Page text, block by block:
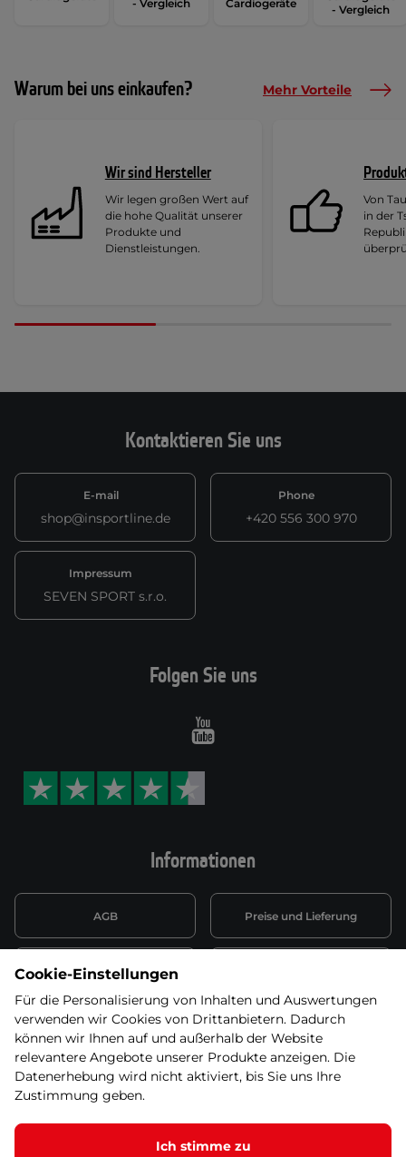
- Vergleich
Cardiogeräte
- Vergleich
Warum bei uns einkaufen? Mehr Vorteile
Wir sind Hersteller
Wir legen großen Wert auf
die hohe Qualität unserer
Produkte und
Dienstleistungen.
Von
in der
Kontaktieren Sie uns
E-mail
shop@insportline.de
Phone
+420 556 300 970
Impressum
SEVEN SPORT s.r.o.
Informationen
AGB Preise und Lieferung
Datenschutzerklärung
Wiederufsbelehrung mit Link
zum Formular
Batterieentsorgung
Informationen zu Elektro-
und Elektonikgeräten
Widerruf erklären
Folgen Sie uns
Youtube
Cookie-Einstellungen
Für die Personalisierung von Inhalten und Auswertungen
verwenden wir Cookies von Drittanbietern. Dadurch
können wir Ihnen auf und außerhalb der Website
relevantere Angebote unserer Produkte anzeigen. Die
Datenerhebung wird nicht aktiviert, bis Sie uns Ihre
Zustimmung geben.
Ich stimme zu